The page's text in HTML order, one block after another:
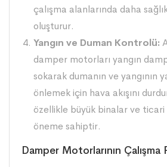
çalışma alanlarında daha
oluşturur.
Yangın ve Duman Kontrolü:
damper motorları yangın
sokarak dumanın ve yangının
önlemek için hava akışını
özellikle büyük binalar ve ticari
öneme sahiptir.
Damper Motorlarının Çalışma